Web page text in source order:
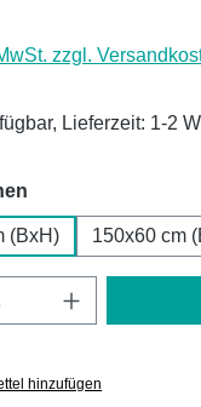
zzgl.
Lieferzeit: 1-2
(BxH) 150x60 cm
Anzahl: Gib
hinzufügen